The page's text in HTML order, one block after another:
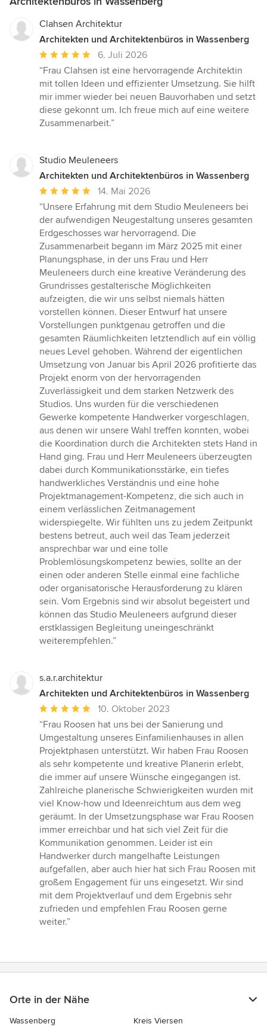
Clahsen Architektur
Architekten und Architektenbüros in Wassenberg
Durchschnittliche
Bewertung:
5
von
5
Sternen
6. Juli 2026
“Frau Clahsen ist eine hervorragende Architektin
mit tollen Ideen und effizienter Umsetzung. Sie hilft
mir immer wieder bei neuen Bauvorhaben und setzt
diese gekonnt um. Ich freue mich auf eine weitere
Zusammenarbeit.”
Studio Meuleneers
Architekten und Architektenbüros in Wassenberg
Durchschnittliche
Bewertung:
5
von
5
Sternen
14. Mai 2026
“Unsere Erfahrung mit dem Studio Meuleneers bei
der aufwendigen Neugestaltung unseres gesamten
Erdgeschosses war hervorragend. Die
Zusammenarbeit begann im März 2025 mit einer
Planungsphase, in der uns Frau und Herr
Meuleneers durch eine kreative Veränderung des
Grundrisses gestalterische Möglichkeiten
aufzeigten, die wir uns selbst niemals hätten
vorstellen können. Dieser Entwurf hat unsere
Vorstellungen punktgenau getroffen und die
gesamten Räumlichkeiten letztendlich auf ein völlig
neues Level gehoben. Während der eigentlichen
Umsetzung von Januar bis April 2026 profitierte das
Projekt enorm von der hervorragenden
Zuverlässigkeit und dem starken Netzwerk des
Studios. Uns wurden für die verschiedenen
Gewerke kompetente Handwerker vorgeschlagen,
aus denen wir unsere Wahl treffen konnten, wobei
die Koordination durch die Architekten stets Hand in
Hand ging. Frau und Herr Meuleneers überzeugten
dabei durch Kommunikationsstärke, ein tiefes
handwerkliches Verständnis und eine hohe
Projektmanagement-Kompetenz, die sich auch in
einem verlässlichen Zeitmanagement
widerspiegelte. Wir fühlten uns zu jedem Zeitpunkt
bestens betreut, auch weil das Team jederzeit
ansprechbar war und eine tolle
Problemlösungskompetenz bewies, sollte an der
einen oder anderen Stelle einmal eine fachliche
oder organisatorische Herausforderung zu klären
sein. Vom Ergebnis sind wir absolut begeistert und
können das Studio Meuleneers aufgrund dieser
erstklassigen Begleitung uneingeschränkt
weiterempfehlen.”
s.a.r.architektur
Architekten und Architektenbüros in Wassenberg
Durchschnittliche
Bewertung:
5
von
5
Sternen
10. Oktober 2023
“Frau Roosen hat uns bei der Sanierung und
Umgestaltung unseres Einfamilienhauses in allen
Projektphasen unterstützt. Wir haben Frau Roosen
als sehr kompetente und kreative Planerin erlebt,
die immer auf unsere Wünsche eingegangen ist.
Zahlreiche planerische Schwierigkeiten wurden mit
viel Know-how und Ideenreichtum aus dem weg
geräumt. In der Umsetzungsphase war Frau Roosen
immer erreichbar und hat sich viel Zeit für die
Kommunikation genommen. Leider ist ein
Handwerker durch mangelhafte Leistungen
aufgefallen, aber auch hier hat sich Frau Roosen mit
großem Engagement für uns eingesetzt. Wir sind
mit dem Projektverlauf und dem Ergebnis sehr
zufrieden und empfehlen Frau Roosen gerne
weiter.”
Orte in der Nähe
Wassenberg
Kreis Viersen